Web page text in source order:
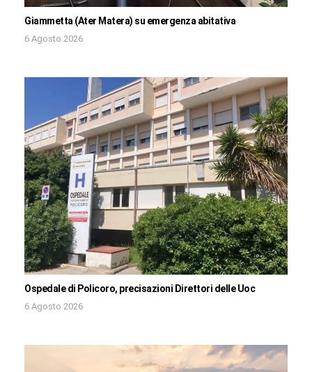
Giammetta (Ater Matera) su emergenza abitativa
6 Agosto 2026
Ospedale di Policoro, precisazioni Direttori delle Uoc
6 Agosto 2026